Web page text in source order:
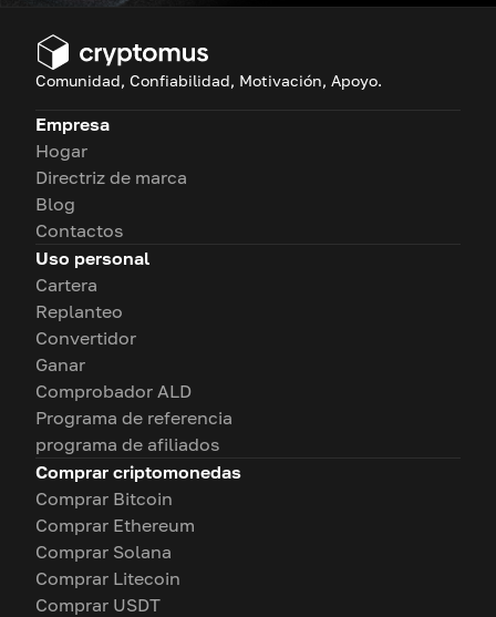
Comunidad, Confiabilidad, Motivación, Apoyo.
Empresa
Hogar
Directriz de marca
Blog
Contactos
Uso personal
Cartera
Replanteo
Convertidor
Ganar
Comprobador ALD
Programa de referencia
programa de afiliados
Comprar criptomonedas
Comprar Bitcoin
Comprar Ethereum
Comprar Solana
Comprar Litecoin
Comprar USDT